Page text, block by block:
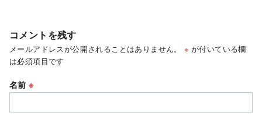
コメントを残す
メールアドレスが公開されることはありません。 ※ が付いている欄
は必須項目です
名前※